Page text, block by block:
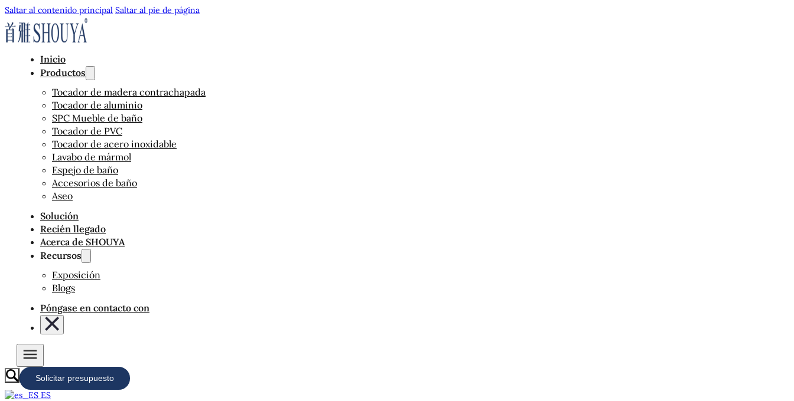
Saltar al contenido principal Saltar al pie de página
Inicio
Productos
Tocador de madera contrachapada
Tocador de aluminio
SPC Mueble de baño
Tocador de PVC
Tocador de acero inoxidable
Lavabo de mármol
Espejo de baño
Accesorios de baño
Aseo
Solución
Recién llegado
Acerca de SHOUYA
Recursos
Exposición
Blogs
Póngase en contacto con
Solicitar presupuesto
ES